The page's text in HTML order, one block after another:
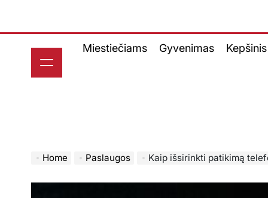
Miestiečiams Gyvenimas Kepšinis
Home Paslaugos Kaip išsirinkti patikimą